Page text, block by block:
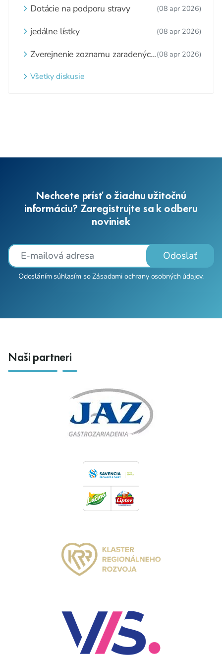
Dotácie na podporu stravy (08 apr 2026)
jedálne lístky (08 apr 2026)
Zverejnenie zoznamu zaradených
webovom sídle
(08 apr 2026)
Všetky diskusie
Nechcete prísť o žiadnu užitočnú
informáciu? Zaregistrujte sa k odberu
noviniek
Odoslať
Odosláním súhlasím soZásadami ochrany osobných údajov.
Naši partneri